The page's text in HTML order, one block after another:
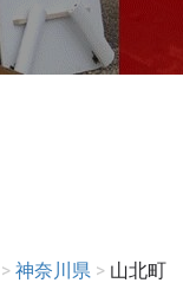
> 神奈川県 > 山北町